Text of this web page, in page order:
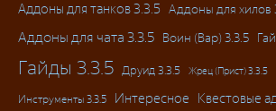
Аддоны для танков 3.3.5 Аддоны для хилов
Аддоны для чата 3.3.5 Воин (Вар) 3.3.5
Гайды 3.3.5 Друид 3.3.5 Жрец (Прист) 3.3.5
Инструменты 3.3.5 Интересное Квестовые